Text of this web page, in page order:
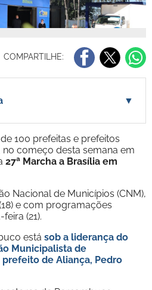
COMPARTILHE:
▼
100 prefeitas e prefeitos
começo desta semana em
27ª Marcha a Brasília em
Nacional de Municípios (CNM),
e com programações
(21).
está sob a liderança do
Municipalista de
de Aliança, Pedro